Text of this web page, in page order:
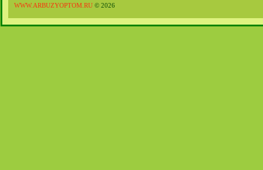
WWW.ARBUZYOPTOM.RU © 2026